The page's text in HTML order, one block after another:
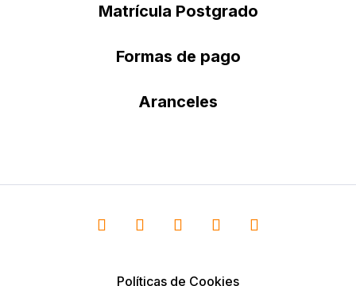
Matrícula Postgrado
Formas de pago
Aranceles
Políticas de Cookies